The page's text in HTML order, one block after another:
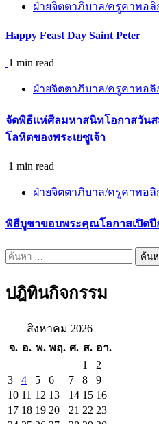
ฝ่ายจิตตาภิบาล/ครูคาทอลิ
Happy Feast Day Saint Peter
1 min read
ฝ่ายจิตตาภิบาล/ครูคาทอลิ
จัดพิธีแห่ศีลมหาสนิทโอกาสวัน
โลหิตของพระเยซูเจ้า
1 min read
ฝ่ายจิตตาภิบาล/ครูคาทอลิ
พิธีบูชาขอบพระคุณโอกาสเปิดปี
ค้นหา
ปฎิทินกิจกรรม
สิงหาคม 2026
จ. อ. พ. พฤ. ศ. ส. อา.
1
2
3
4 5 6 7 8
9
10 11 12 13 14 15 16
17 18 19 20 21 22 23